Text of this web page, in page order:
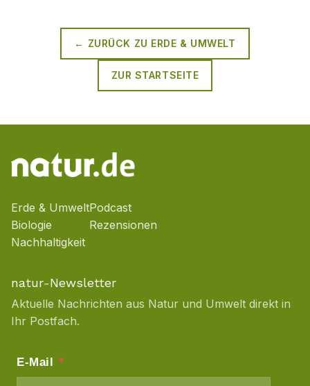
← ZURÜCK ZU ERDE & UMWELT
ZUR STARTSEITE
Erde & Umwelt
Biologie
Nachhaltigkeit
Podcast
Rezensionen
natur-Newsletter
Aktuelle Nachrichten aus Natur und Umwelt direkt in
Ihr Postfach.